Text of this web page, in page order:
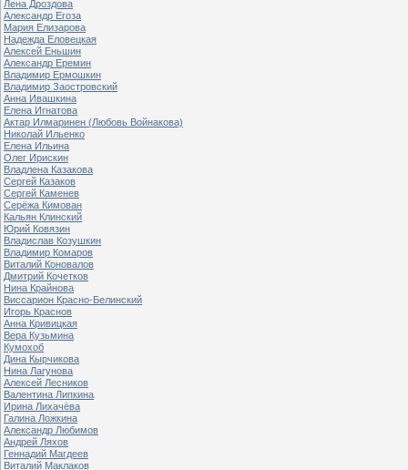
Лена Дроздова
Александр Егоза
Мария Елизарова
Надежда Еловецкая
Алексей Еньшин
Александр Еремин
Владимир Ермошкин
Владимир Заостровский
Анна Ивашкина
Елена Игнатова
Актар Илмаринен (Любовь Войнакова)
Николай Ильенко
Елена Ильина
Олег Ирискин
Владлена Казакова
Сергей Казаков
Сергей Каменев
Серёжа Кимован
Кальян Клинский
Юрий Ковязин
Владислав Козушкин
Владимир Комаров
Виталий Коновалов
Дмитрий Кочетков
Нина Крайнова
Виссарион Красно-Белинский
Игорь Краснов
Анна Кривицкая
Вера Кузьмина
Кумохоб
Дина Кырчикова
Нина Лагунова
Алексей Лесников
Валентина Липкина
Ирина Лихачёва
Галина Ложкина
Александр Любимов
Андрей Ляхов
Геннадий Магдеев
Виталий Маклаков